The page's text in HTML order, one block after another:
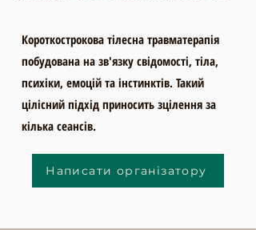
Короткострокова тілесна травматерапія
побудована на зв'язку свідомості, тіла,
психіки, емоцій та інстинктів. Такий
цілісний підхід приносить зцілення за
кілька сеансів.
Написати організатору